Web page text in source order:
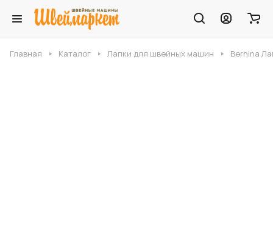
Главная Каталог Лапки для швейных машин Bernina